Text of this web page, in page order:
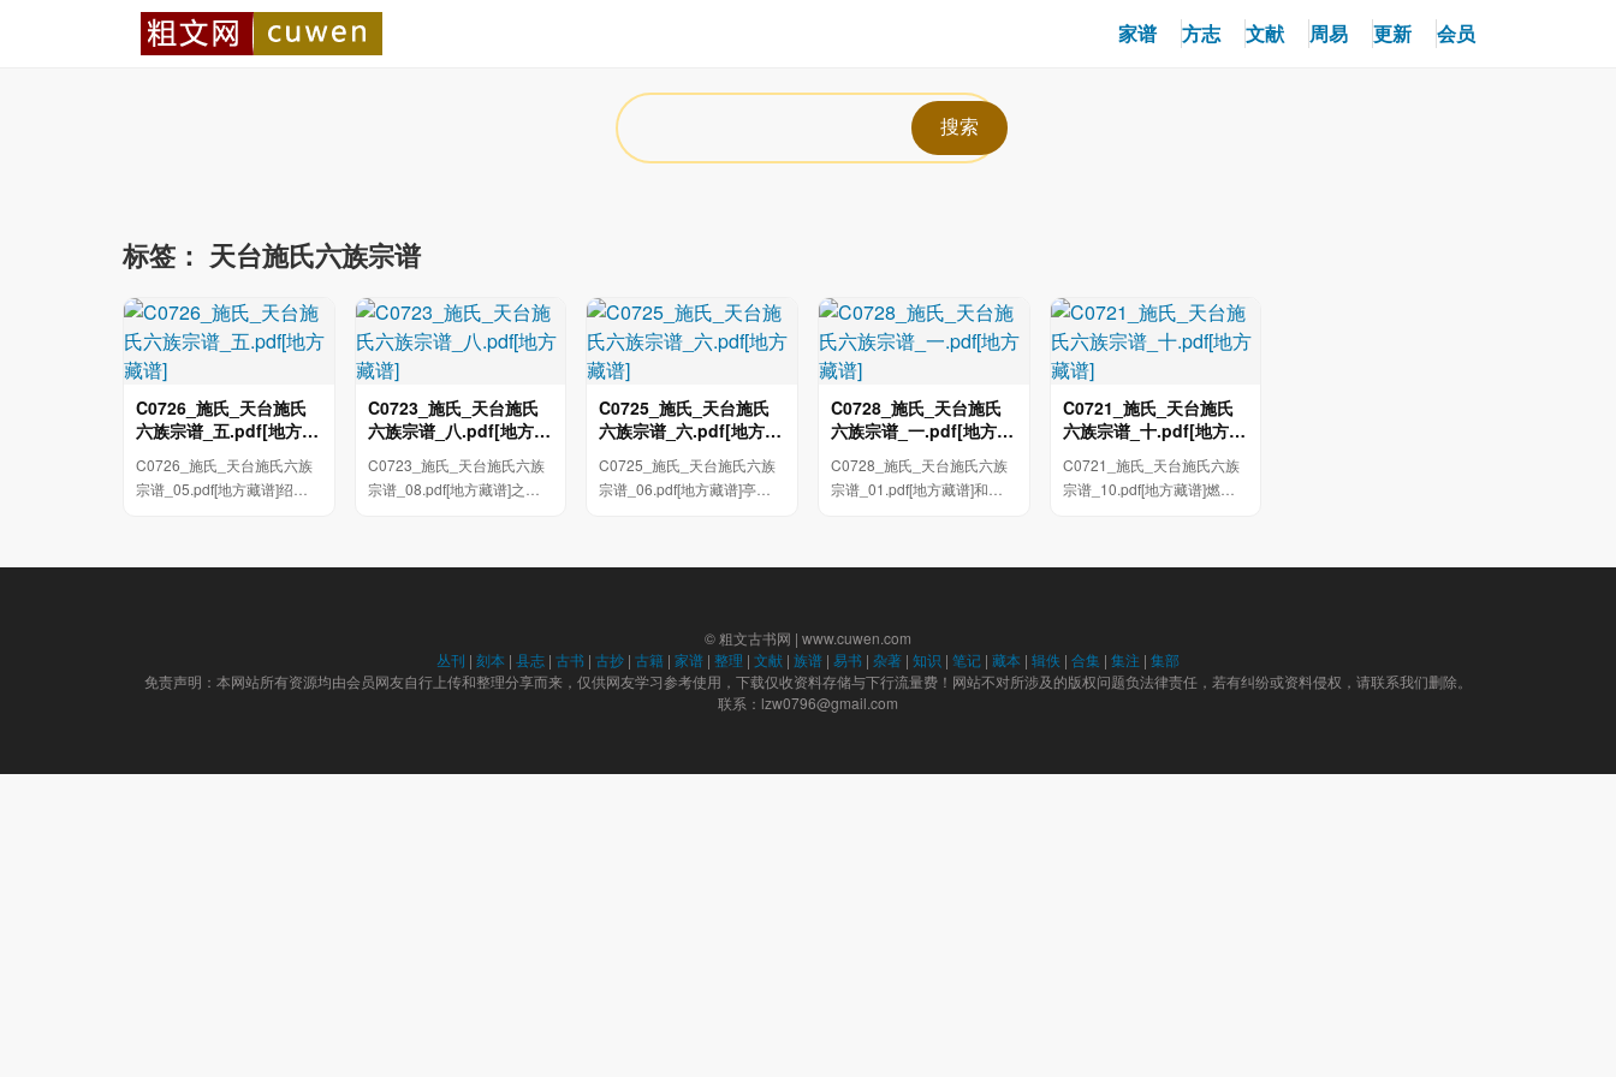
家谱 方志 文献 周易 更新 会员
标签： 天台施氏六族宗谱
C0726_施氏_天台施氏
六族宗谱_五.pdf[地方藏
C0726_施氏_天台施氏六族
宗谱_05.pdf[地方藏谱]绍字
C0723_施氏_天台施氏
六族宗谱_八.pdf[地方藏
C0723_施氏_天台施氏六族
宗谱_08.pdf[地方藏谱]之三
C0725_施氏_天台施氏
六族宗谱_六.pdf[地方藏
C0725_施氏_天台施氏六族
宗谱_06.pdf[地方藏谱]亭雷
C0728_施氏_天台施氏
六族宗谱_一.pdf[地方藏
C0728_施氏_天台施氏六族
宗谱_01.pdf[地方藏谱]和二
C0721_施氏_天台施氏
六族宗谱_十.pdf[地方藏
C0721_施氏_天台施氏六族
宗谱_10.pdf[地方藏谱]燃学
© 粗文古书网 | www.cuwen.com
丛刊 | 刻本 | 县志 | 古书 | 古抄 | 古籍 | 家谱 | 整理 | 文献 | 族谱 | 易书 | 杂著 | 知识 | 笔记 | 藏本 | 辑佚 | 合集 | 集注 | 集部
免责声明：本网站所有资源均由会员网友自行上传和整理分享而来，仅供网友学习参考使用，下载仅收资料存储与下行流量费！网站不对所涉及的版权问题负法律责任，若有纠纷或资料侵权，请联系我们删除。
联系：lzw0796@gmail.com